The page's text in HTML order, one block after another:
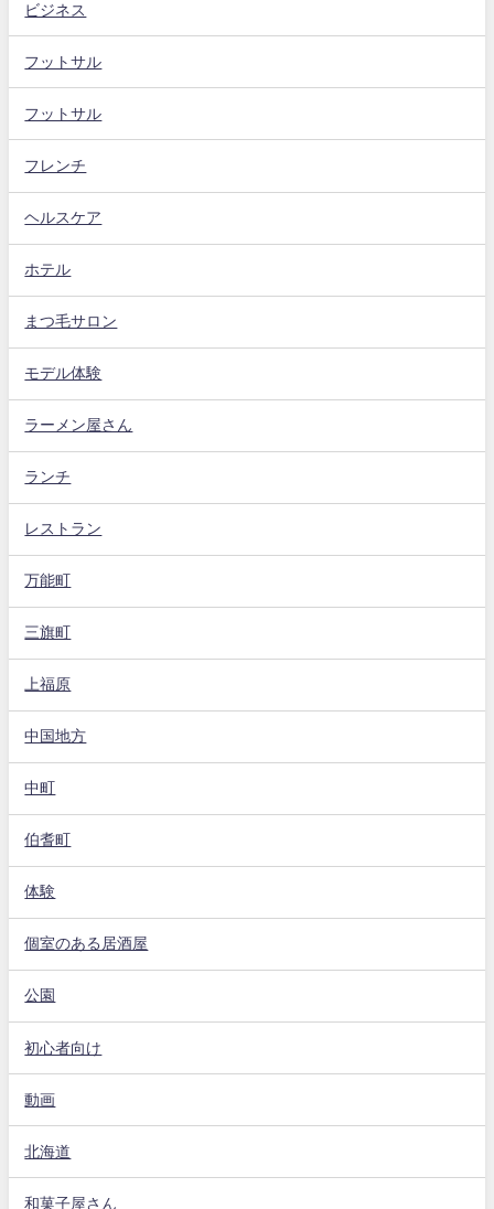
ビジネス
フットサル
フットサル
フレンチ
ヘルスケア
ホテル
まつ毛サロン
モデル体験
ラーメン屋さん
ランチ
レストラン
万能町
三旗町
上福原
中国地方
中町
伯耆町
体験
個室のある居酒屋
公園
初心者向け
動画
北海道
和菓子屋さん